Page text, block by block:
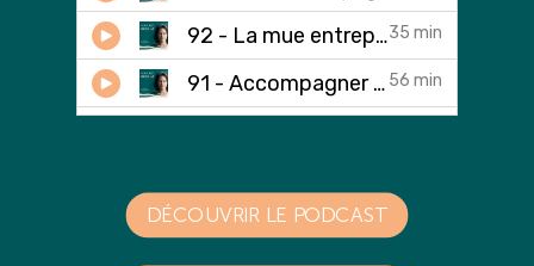
DÉCOUVRIR LE PODCAST